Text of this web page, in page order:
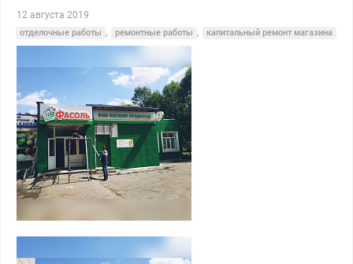
12 августа 2019
отделочные работы , ремонтные работы , капитальный ремонт магазина